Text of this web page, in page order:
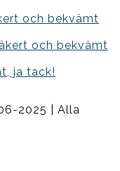
och bekvämt
och bekvämt
ja tack!
2025 | Alla